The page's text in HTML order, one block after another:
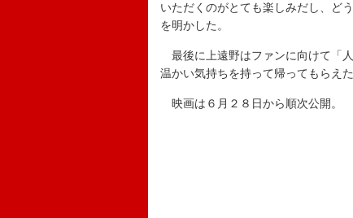
いただくのがとても楽しみだし、ど
を明かした。
最後に上遠野はファンに向けて「
温かい気持ちを持って帰ってもらえ
映画は６月２８日から順次公開。